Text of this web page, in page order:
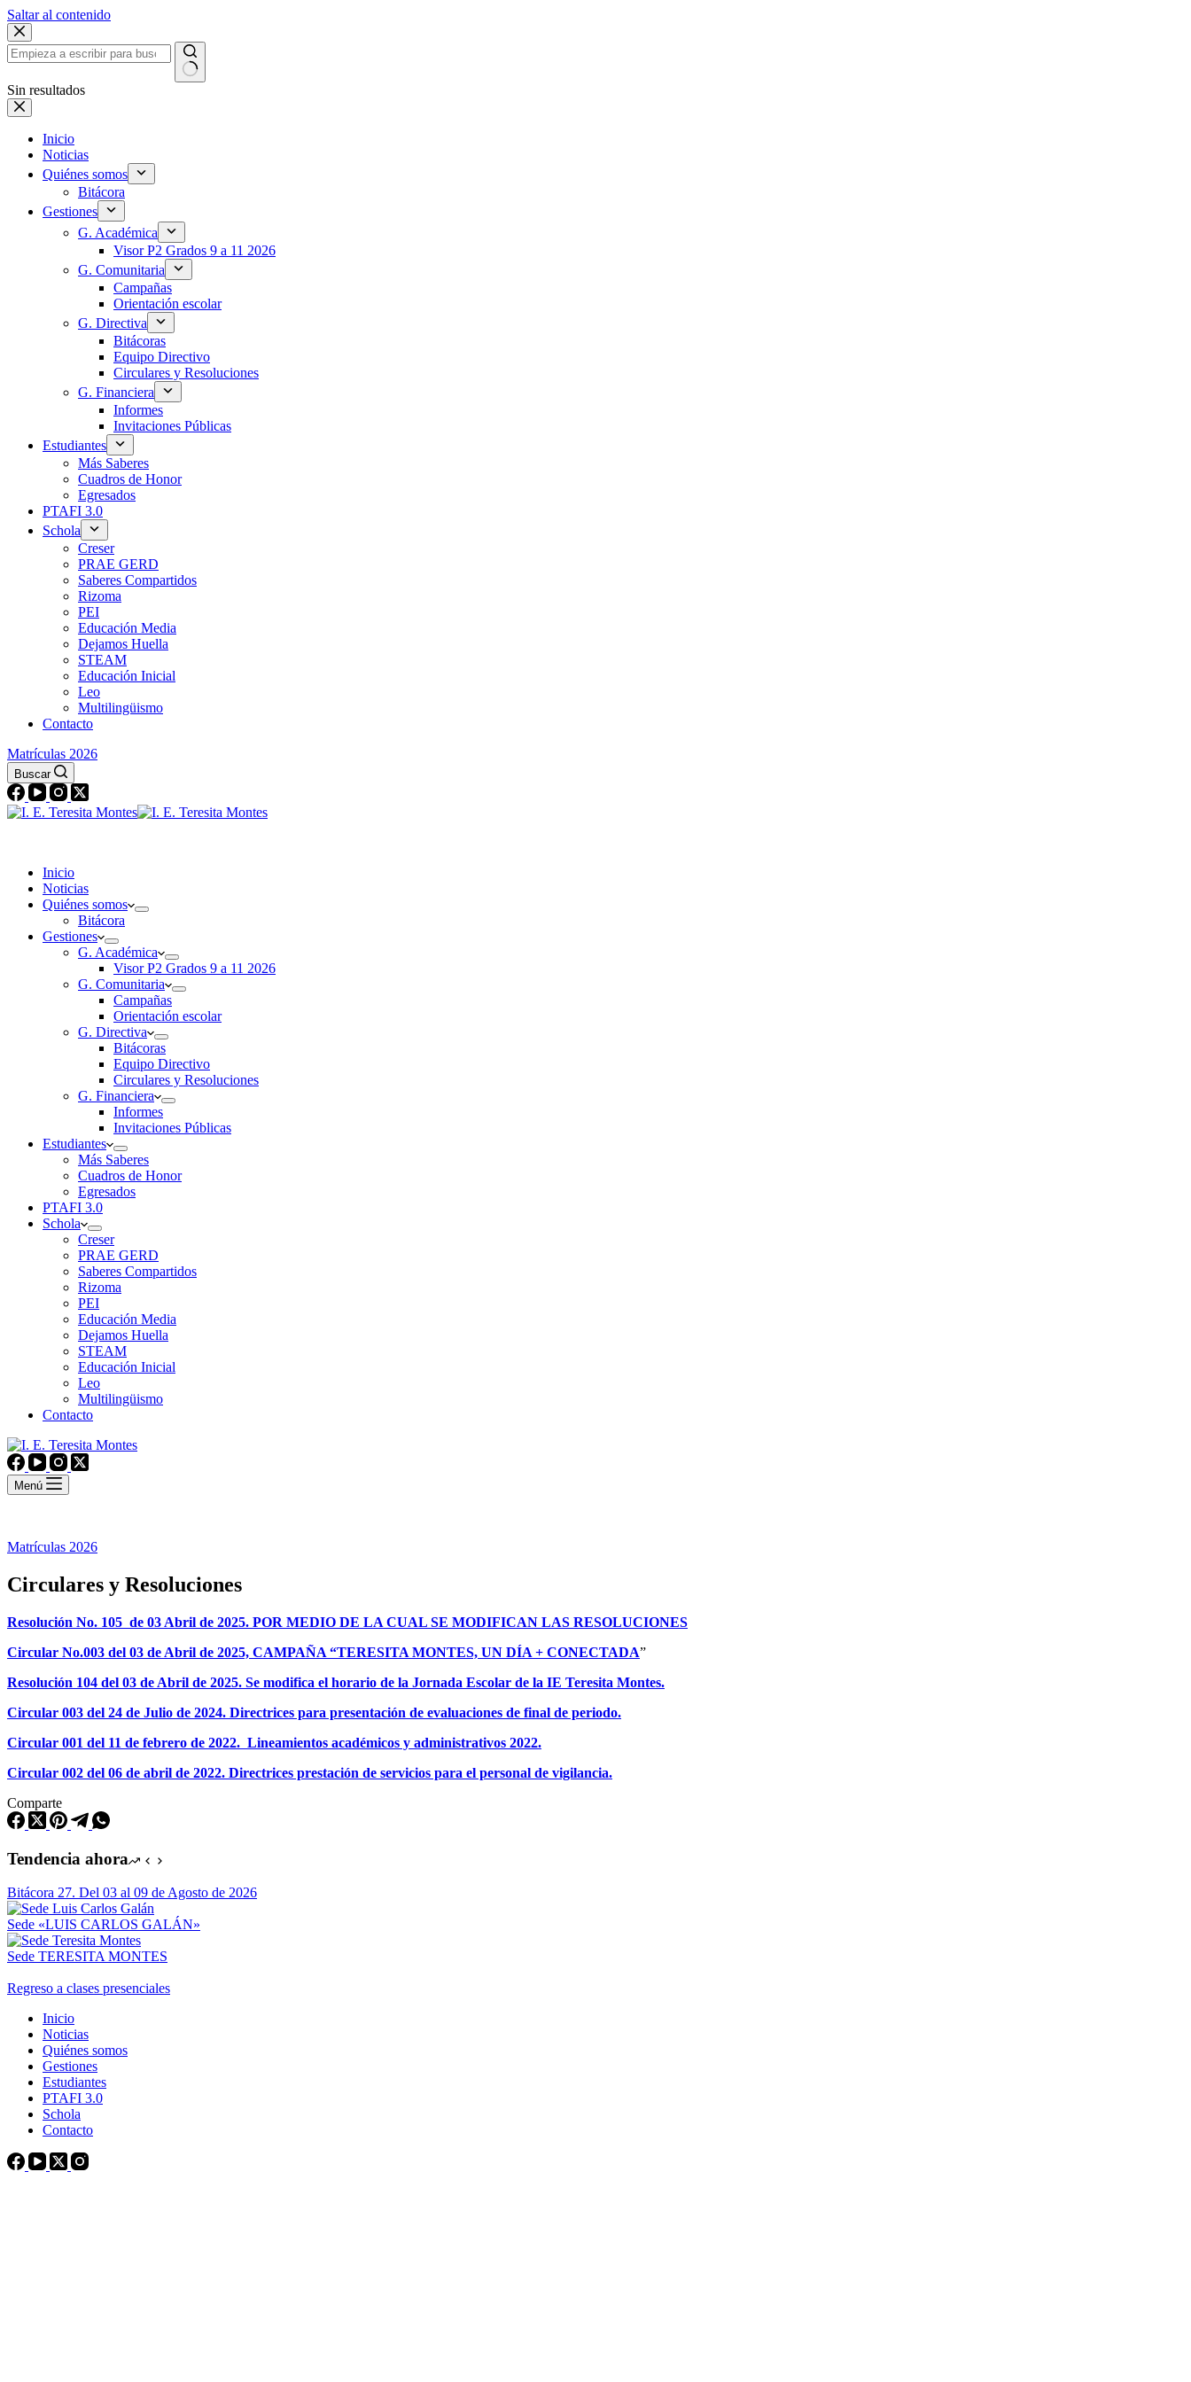
Saltar al contenido
Sin resultados
Inicio
Noticias
Quiénes somos
Bitácora
Gestiones
G. Académica
Visor P2 Grados 9 a 11 2026
G. Comunitaria
Campañas
Orientación escolar
G. Directiva
Bitácoras
Equipo Directivo
Circulares y Resoluciones
G. Financiera
Informes
Invitaciones Públicas
Estudiantes
Más Saberes
Cuadros de Honor
Egresados
PTAFI 3.0
Schola
Creser
PRAE GERD
Saberes Compartidos
Rizoma
PEI
Educación Media
Dejamos Huella
STEAM
Educación Inicial
Leo
Multilingüismo
Contacto
Matrículas 2026
Buscar
Inicio
Noticias
Quiénes somos
Bitácora
Gestiones
G. Académica
Visor P2 Grados 9 a 11 2026
G. Comunitaria
Campañas
Orientación escolar
G. Directiva
Bitácoras
Equipo Directivo
Circulares y Resoluciones
G. Financiera
Informes
Invitaciones Públicas
Estudiantes
Más Saberes
Cuadros de Honor
Egresados
PTAFI 3.0
Schola
Creser
PRAE GERD
Saberes Compartidos
Rizoma
PEI
Educación Media
Dejamos Huella
STEAM
Educación Inicial
Leo
Multilingüismo
Contacto
Menú
Matrículas 2026
Circulares y Resoluciones
Resolución No. 105 de 03 Abril de 2025. POR MEDIO DE LA CUAL SE MODIFICAN LAS RESOLUCIONES
Circular No.003 del 03 de Abril de 2025, CAMPAÑA “TERESITA MONTES, UN DÍA + CONECTADA”
Resolución 104 del 03 de Abril de 2025. Se modifica el horario de la Jornada Escolar de la IE Teresita Montes.
Circular 003 del 24 de Julio de 2024. Directrices para presentación de evaluaciones de final de periodo.
Circular 001 del 11 de febrero de 2022. Lineamientos académicos y administrativos 2022.
Circular 002 del 06 de abril de 2022. Directrices prestación de servicios para el personal de vigilancia.
Comparte
Tendencia ahora
Bitácora 27. Del 03 al 09 de Agosto de 2026
Sede «LUIS CARLOS GALÁN»
Sede TERESITA MONTES
Regreso a clases presenciales
Inicio
Noticias
Quiénes somos
Gestiones
Estudiantes
PTAFI 3.0
Schola
Contacto